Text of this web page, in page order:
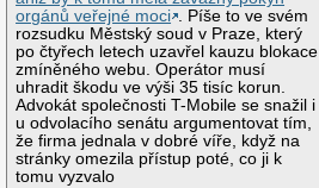
orgánů veřejné moci . Píše to ve svém
rozsudku Městský soud v Praze, který
po čtyřech letech uzavřel kauzu blokace
zmíněného webu. Operátor musí
uhradit škodu ve výši 35 tisíc korun.
Advokát společnosti T-Mobile se snažil i
u odvolacího senátu argumentovat tím,
že firma jednala v dobré víře, když na
stránky omezila přístup poté, co ji k
tomu vyzvalo